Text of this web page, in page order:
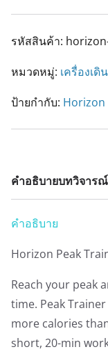
รหัสสินค้า:
หมวดหมู่: เครื่องเดิ
ป้ายกำกับ: Horizon
คำอธิบายบทวิจาร
คำอธิบาย
Horizon Peak
Reach your peak
time. Peak
more calories
short, 20-min